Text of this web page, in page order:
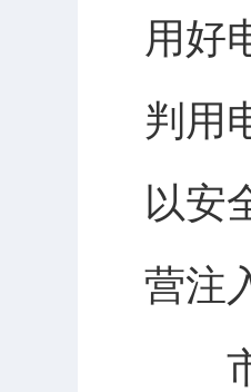
用好
判用
以安
营注
市